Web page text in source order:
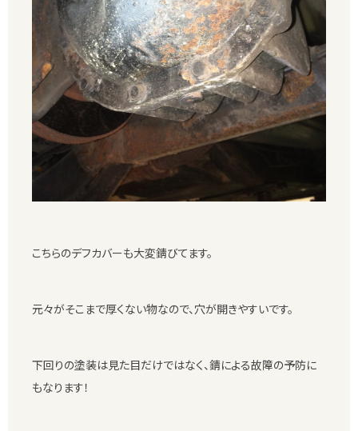
こちらのデフカバーも大変錆びてます。
元々がそこまで厚くない物なので、穴が開きやすいです。
下回りの塗装は見た目だけではなく、錆による故障の予防に
もなります！